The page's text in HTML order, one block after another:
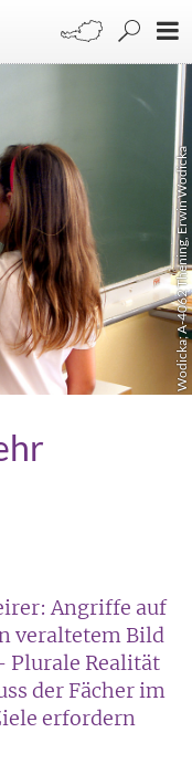
Wodicka; A-4062 Thening, Erwin Wodicka
Angriffe auf
veraltetem Bild
Plurale Realität
der Fächer im
erfordern